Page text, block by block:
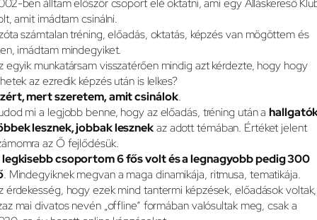
amit imádtam csinálni.
számtalan tréning, előadás, oktatás, képzés van mögöttem és
imádtam mindegyiket.
egyik munkatársam visszatérően mindig azt kérdezte, hogy hogy
az ezredik képzés után is lelkes?
mert szeretem, amit csinálok.
mi a legjobb benne, hogy az előadás, tréning után a
lesznek, jobbak lesznekaz adott témában. Értéket jelent
az Ő fejlődésük.
legkisebb csoportom 6 fős volt és a legnagyobb pedig 300
. Mindegyiknek megvan a maga dinamikája, ritmusa, tematikája.
érdekesség, hogy ezek mind tantermi képzések, előadások voltak,
mai divatos nevén „offline” formában valósultak meg, csak a